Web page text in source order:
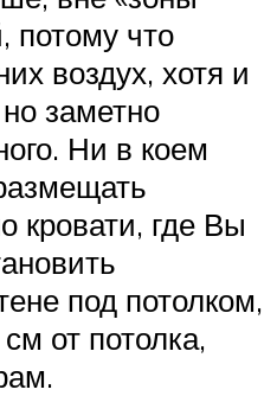
потому что
воздух, хотя и
заметно
Ни в коем
кровати, где Вы
под потолком,
от потолка,